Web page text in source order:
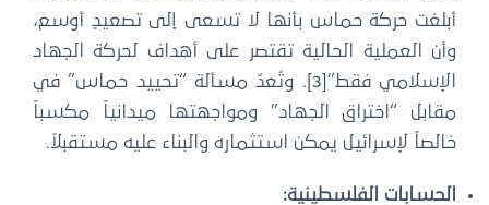
أبلغت حركة حماس بأنها لا تسعى إلى تصعيدٍ أوسع،
وأن العملية الحالية تقتصر على أهداف لحركة الجهاد
الإسلامي فقط”[3]. وتُعدّ مسألة “تحييد حماس” في
مقابل “اختراق الجهاد” ومواجهتها ميدانياً مكسباً
خالصاً لإسرائيل يمكن استثماره والبناء عليه مستقبلاً.
الحسابات الفلسطينية: